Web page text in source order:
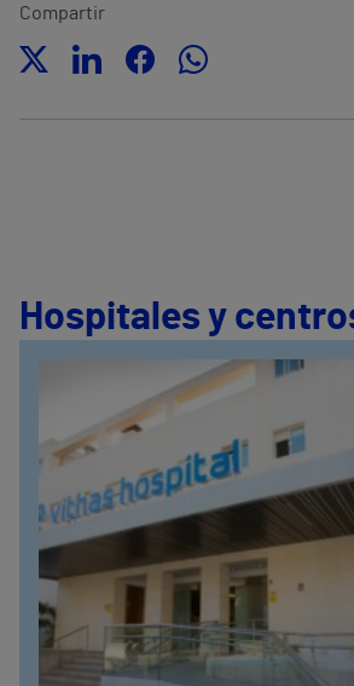
Compartir
Hospitales y